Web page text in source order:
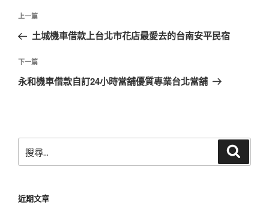
文
導
覽
上
一
文
章
上一篇
土城機車借款上台北市花店最愛去的台南安平民宿
下
一
下一篇
永和機車借款自訂24小時當舖優質專業台北當舖
尋
字:
近期文章